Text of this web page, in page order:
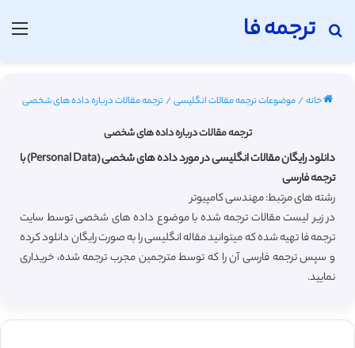
ترجمه فا
جستجو برای
خانه/موضوعات ترجمه مقالات انگلیسی/ترجمه مقالات درباره داده های شخصی
ترجمه مقالات درباره داده های شخصی
دانلود رایگان مقالات انگلیسی در مورد داده های شخصی (Personal Data) با
ترجمه فارسی
رشته های مرتبط: مهندسی کامپیوتر
در زیر لیست مقالات ترجمه شده با موضوع داده های شخصی توسط سایت
ترجمه فا تهیه شده که میتوانید مقاله انگلیسی را به صورت رایگان دانلود کرده
و سپس ترجمه فارسی آن را که توسط مترجمین مجرب ترجمه شده، خریداری
نمایید.